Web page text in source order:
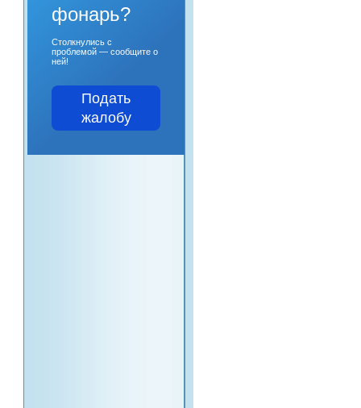
фонарь?
Столкнулись с
проблемой — сообщите о
ней!
Подать
жалобу